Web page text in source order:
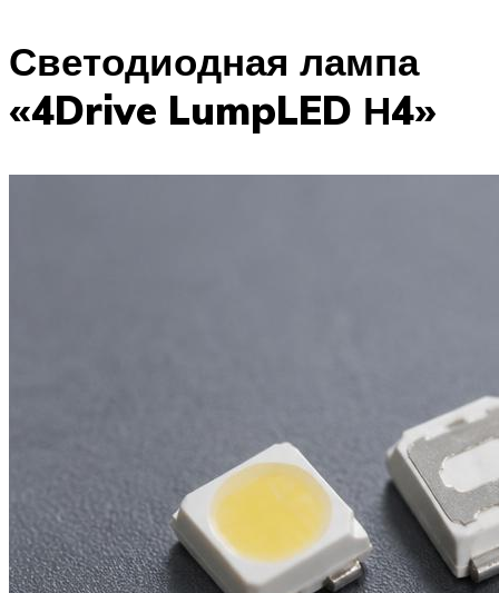
Светодиодная лампа
«4Drive LumpLED Н4»